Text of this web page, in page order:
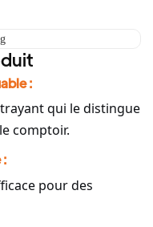
:
qui le distingue
comptoir.
:
pour des